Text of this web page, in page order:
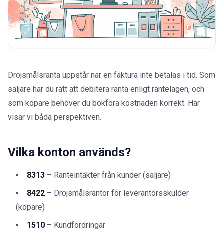
Dröjsmålsränta uppstår när en faktura inte betalas i tid. Som
säljare har du rätt att debitera ränta enligt räntelagen, och
som köpare behöver du bokföra kostnaden korrekt. Här
visar vi båda perspektiven.
Vilka konton används?
8313 – Ränteintäkter från kunder (säljare)
8422 – Dröjsmålsräntor för leverantörsskulder
(köpare)
1510 – Kundfordringar